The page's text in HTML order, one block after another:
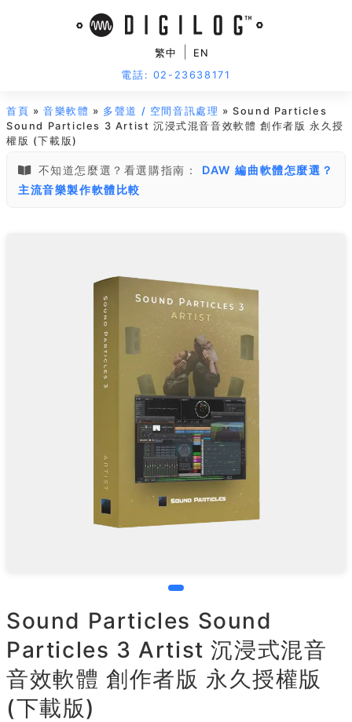
繁中
EN
電話: 02-23638171
首頁 »音樂軟體 » 多聲道 / 空間音訊處理 » Sound Particles
Sound Particles 3 Artist 沉浸式混音音效軟體 創作者版 永久授
權版 (下載版)
不知道怎麼選？看選購指南：
DAW 編曲軟體怎麼選？
主流音樂製作軟體比較
Sound Particles Sound
Particles 3 Artist 沉浸式混音
音效軟體 創作者版 永久授權版
(下載版)